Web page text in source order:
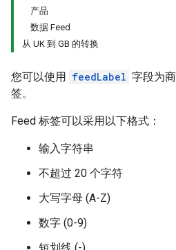
产品
数据 Feed
从 UK 到 GB 的转换
您可以使用 feedLabel 字段为
签。
Feed 标签可以采用以下格式：
输入字符串
不超过 20 个字符
大写字母 (A-Z)
数字 (0-9)